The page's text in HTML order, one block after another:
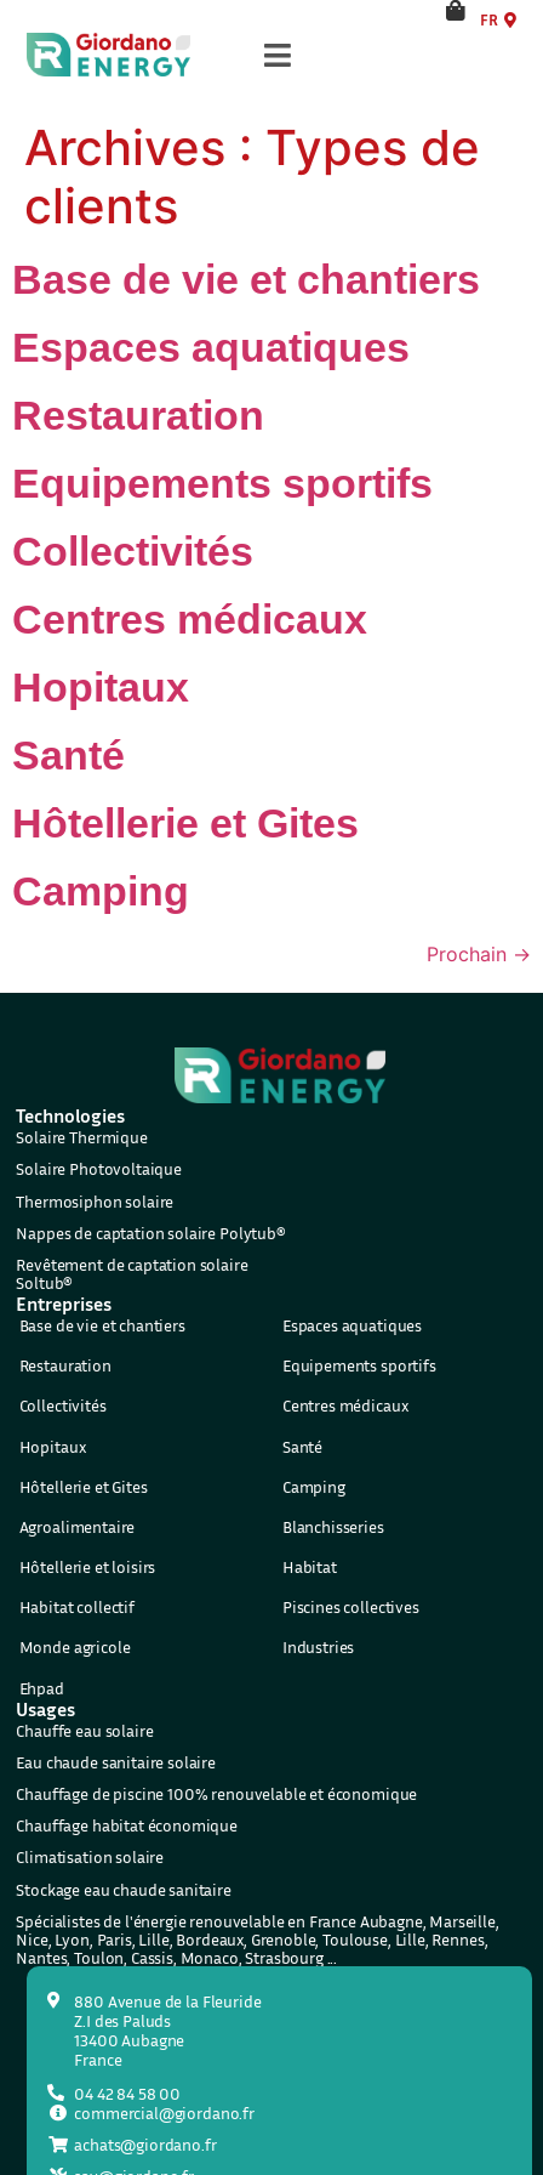
PAC solaire
Boutique
Histoire
FR
AG
Archives : Types de
clients
Base de vie et chantiers
Espaces aquatiques
Restauration
Equipements sportifs
Collectivités
Centres médicaux
Hopitaux
Santé
Hôtellerie et Gites
Camping
Prochain →
Usages
Chauffe eau solaire
Eau chaude sanitaire solaire
Chauffage de piscine 100% renouvelable et économique
Chauffage habitat économique
Climatisation solaire
Stockage eau chaude sanitaire
Spécialistes de l'énergie renouvelable en France Aubagne, Marseille,
Nice, Lyon, Paris, Lille, Bordeaux, Grenoble, Toulouse, Lille, Rennes,
Nantes, Toulon, Cassis, Monaco, Strasbourg ...
Entreprises
Base de vie et chantiers
Espaces aquatiques
Restauration
Equipements sportifs
Collectivités
Centres médicaux
Hopitaux
Santé
Hôtellerie et Gites
Camping
Agroalimentaire
Blanchisseries
Hôtellerie et loisirs
Habitat
Habitat collectif
Piscines collectives
Monde agricole
Industries
Ehpad
Technologies
Solaire Thermique
Solaire Photovoltaique
Thermosiphon solaire
Nappes de captation solaire Polytub®
Revêtement de captation solaire
Soltub®
880 Avenue de la Fleuride
Z.I des Paluds
13400 Aubagne
France
04 42 84 58 00
commercial@giordano.fr
achats@giordano.fr